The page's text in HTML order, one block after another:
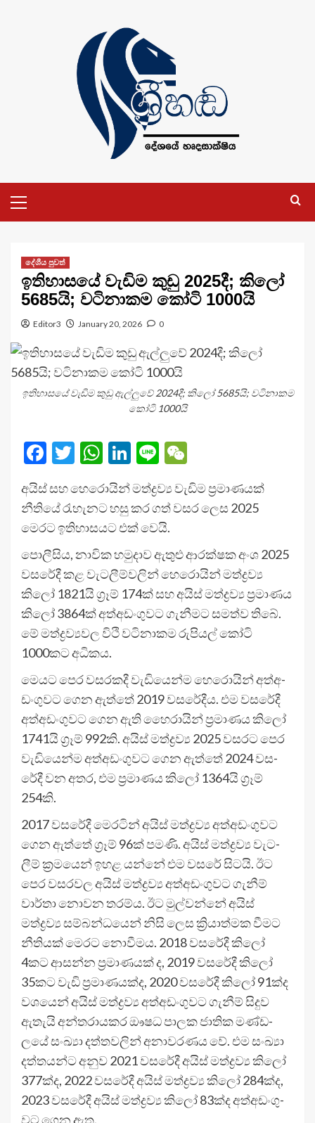
Menu
දේශීය පුවත්
ඉතිහාසයේ වැඩිම කුඩු 2025දී; කිලෝ
5685යි; වටිනාකම කෝටි 1000යි
Editor3 January 20, 2026 0
ඉතිහාසයේ වැඩිම කුඩු ඇල්ලුවේ 2024දී; කිලෝ 5685යි; වටිනාකම
කෝටි 1000යි
Facebook
Twitter
WhatsApp
LinkedIn
Line
අයිස් සහ හෙරො­යින් මත්ද්‍රව්‍ය වැඩිම ප්‍රමා­ණ­යක්
නීතියේ රැහැ­නට හසු කර ගත් වසර ලෙස 2025
මෙරට ඉති­හා­ස­යට එක් වෙයි.
පොලී­සිය, නාවික හමු­දාව ඇතුළු ආර­ක්ෂක අංශ 2025
වස­රේදී කළ වැට­ලී­ම්ව­ලින් හෙරො­යින් මත්ද්‍රව්‍ය
කිලෝ 1821යි ග්‍රෑම් 174ක් සහ අයිස් මත්ද්‍රව්‍ය ප්‍රමා­ණය
කිලෝ 3864ක් අත්අ­ඩං­ගු­වට ගැනී­මට සමත්ව තිබේ.
මේ මත්ද්‍ර­ව්‍ය­වල විථි වටි­නා­කම රුපි­යල් කෝටි
1000කට අධි­කය.
මෙයට පෙර වස­ර­කදී වැඩි­යෙන්ම හෙරො­යින් අත්අ­
ඩං­ගු­වට ගෙන ඇත්තේ 2019 වස­රේ­දීය. එම වස­රේදී
අත්අ­ඩං­ගු­වට ගෙන ඇති හෙ‍ෙරා­යින් ප්‍රමා­ණය කිලෝ
1741යි ග්‍රෑම් 992කි. අයිස් මත්ද්‍රව්‍ය 2025 වස­රට පෙර
වැඩි­යෙන්ම අත්අ­ඩං­ගු­වට ගෙන ඇත්තේ 2024 වස­
රේදී වන අතර, එම ප්‍රමා­ණය කිලෝ 1364යි ග්‍රෑම්
254කි.
2017 වස­රේදී මෙර­ටින් අයිස් මත්ද්‍රව්‍ය අත්අ­ඩං­ගු­වට
ගෙන ඇත්තේ ග්‍රෑම් 96ක් පමණි. අයිස් මත්ද්‍රව්‍ය වැට­
ලීම් ක්‍රම‍යෙන් ඉහළ යන්නේ එම වසරේ සිටයි. ඊට
පෙර වස­ර­වල අයිස් මත්ද්‍රව්‍ය අත්අ­ඩං­ගු­වට ගැනීම්
වාර්තා නොවන තරම්ය. ඊට මුල්වන්නේ අයිස්
මත්ද්‍රව්‍ය සම්බ­න්ධ­යෙන් නිසි ලෙස ක්‍රියා­ත්මක වීමට
නීති­යක් මෙරට නොවී­මය. 2018 වස­රේදී කිලෝ
4කට ආසන්න ප්‍රමා­ණ­යක් ද, 2019 වස­රේදී කිලෝ
35කට වැඩි ප්‍රමා­ණ­යක්ද, 2020 වස­රේදී කිලෝ 91ක්ද
වශ‍යෙන් අයිස් මත්ද්‍රව්‍ය අත්අ­ඩං­ගු­වට ගැනීම් සිදුව
ඇතැයි අන්ත­රා­ය­කර ඖෂධ පාලක ජාතික මණ්ඩ­
ලයේ සංඛ්‍යා දත්ත­ව­ලින් අනා­ව­ර­ණය වේ. එම සංඛ්‍යා
දත්ත­යන්ට අනුව 2021 වස­රේදී අයිස් මත්ද්‍රව්‍ය කිලෝ
377ක්ද, 2022 වස­රේදී අයිස් මත්ද්‍රව්‍ය කිලෝ 284ක්ද,
2023 වස­රේදී අයිස් මත්ද්‍රව්‍ය කිලෝ 83ක්ද අත්අ­ඩං­ගු­
වට ගෙන ඇත.